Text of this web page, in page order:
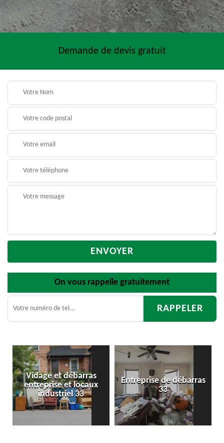
Demande de devis gratuit
On vous rappelle gratuitement
Entreprise de débarras
33
Débarras
d'appartement 33